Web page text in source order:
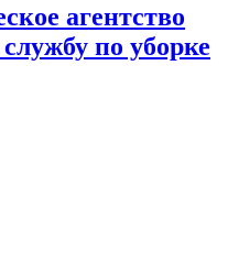
агентство
по уборке